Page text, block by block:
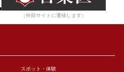
（外部サイトに遷移します）
スポット・体験